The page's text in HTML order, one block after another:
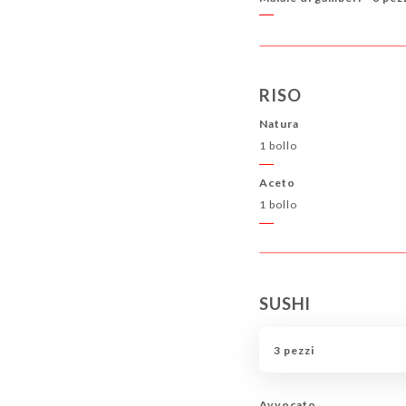
RISO
Natura
1 bollo
Aceto
1 bollo
SUSHI
3 pezzi